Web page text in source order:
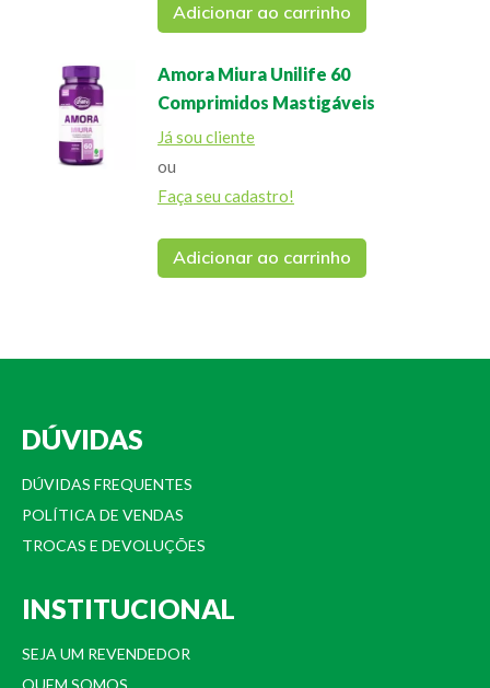
Adicionar ao carrinho
Amora Miura Unilife 60
Comprimidos Mastigáveis
Já sou cliente
ou
Faça seu cadastro!
Adicionar ao carrinho
DÚVIDAS
DÚVIDAS FREQUENTES
POLÍTICA DE VENDAS
TROCAS E DEVOLUÇÕES
INSTITUCIONAL
SEJA UM REVENDEDOR
QUEM SOMOS